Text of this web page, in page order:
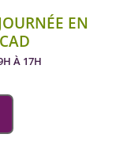
EN
À 17H